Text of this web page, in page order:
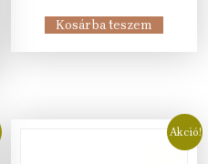
was:
56
is:
31
Kosárba teszem
Akció!